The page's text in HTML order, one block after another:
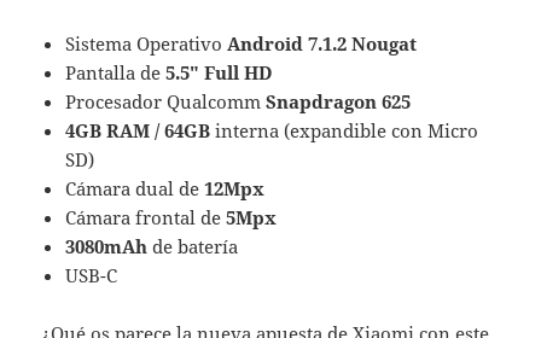
Sistema OperativoAndroid 7.1.2 Nougat
Pantalla de5.5″ Full HD
Procesador QualcommSnapdragon 625
4GB RAM / 64GB interna (expandible con Micro
SD)
Cámara dual de12Mpx
Cámara frontal de5Mpx
3080mAh de batería
USB-C